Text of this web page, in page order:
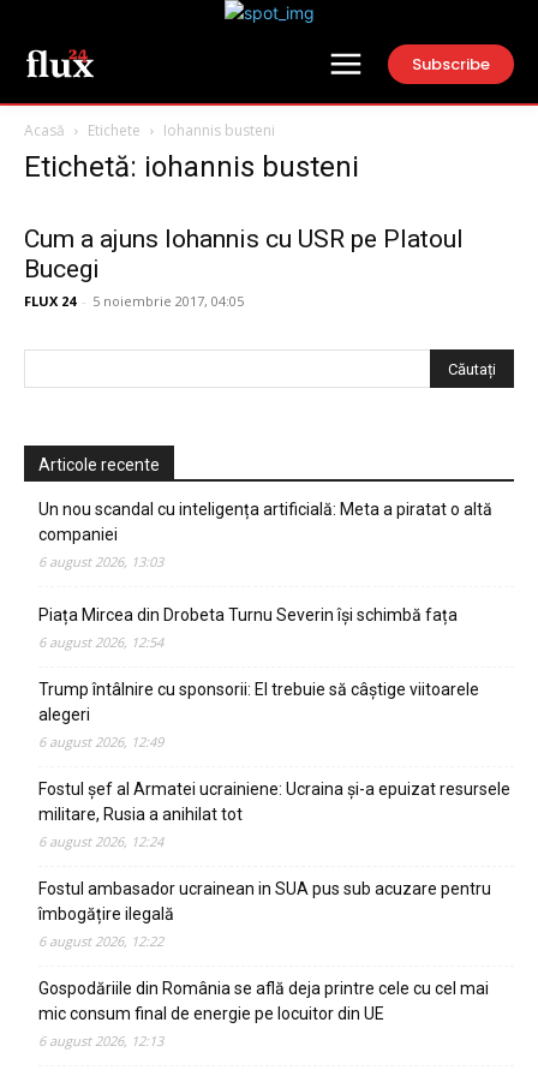
Subscribe
Acasă Etichete Iohannis busteni
Etichetă: iohannis busteni
Cum a ajuns Iohannis cu USR pe Platoul
Bucegi
FLUX 24 - 5 noiembrie 2017, 04:05
Articole recente
Un nou scandal cu inteligența artificială: Meta a piratat o altă
companiei
6 august 2026, 13:03
Piața Mircea din Drobeta Turnu Severin își schimbă fața
6 august 2026, 12:54
Trump întâlnire cu sponsorii: El trebuie să câștige viitoarele
alegeri
6 august 2026, 12:49
Fostul șef al Armatei ucrainiene: Ucraina și-a epuizat resursele
militare, Rusia a anihilat tot
6 august 2026, 12:24
Fostul ambasador ucrainean in SUA pus sub acuzare pentru
îmbogățire ilegală
6 august 2026, 12:22
Gospodăriile din România se află deja printre cele cu cel mai
mic consum final de energie pe locuitor din UE
6 august 2026, 12:13